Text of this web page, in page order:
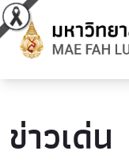
ข่าวเด่น